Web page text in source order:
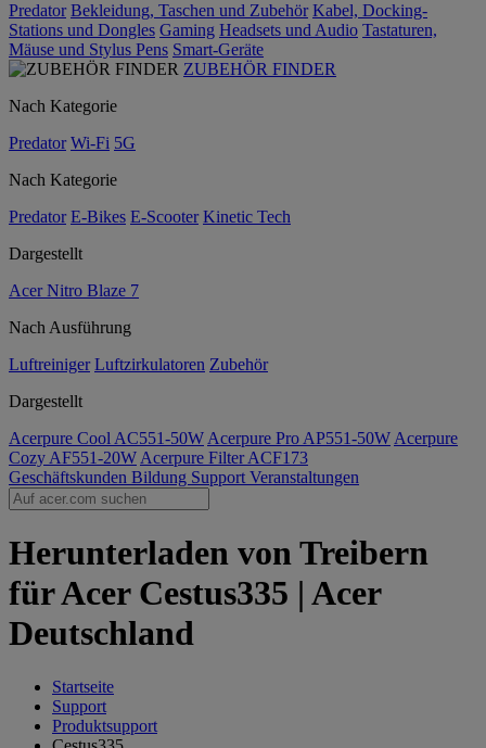
Predator Bekleidung, Taschen und Zubehör Kabel, Docking-
Stations und Dongles Gaming Headsets und Audio Tastaturen,
Mäuse und Stylus Pens Smart-Geräte
ZUBEHÖR FINDER
Nach Kategorie
Predator Wi-Fi 5G
Nach Kategorie
Predator E-Bikes E-Scooter Kinetic Tech
Dargestellt
Acer Nitro Blaze 7
Nach Ausführung
Luftreiniger Luftzirkulatoren Zubehör
Dargestellt
Acerpure Cool AC551-50W Acerpure Pro AP551-50W Acerpure
Cozy AF551-20W Acerpure Filter ACF173
Geschäftskunden Bildung Support Veranstaltungen
Herunterladen von Treibern
für Acer Cestus335 | Acer
Deutschland
Startseite
Support
Produktsupport